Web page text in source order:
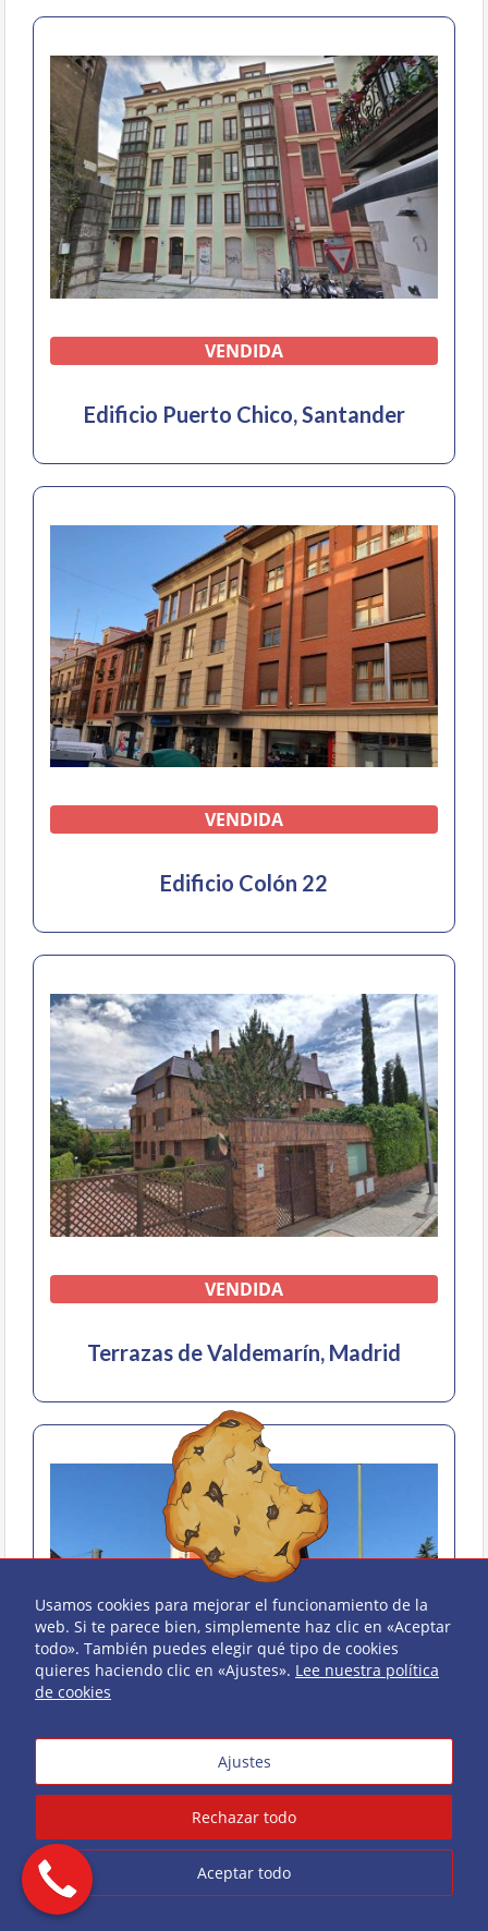
VENDIDA
Edificio Puerto Chico, Santander
VENDIDA
Edificio Colón 22
VENDIDA
Terrazas de Valdemarín, Madrid
VENDIDA
Edificio la Florida
Usamos cookies para mejorar el funcionamiento de la
web. Si te parece bien, simplemente haz clic en «Aceptar
todo». También puedes elegir qué tipo de cookies
quieres haciendo clic en «Ajustes». Lee nuestra política
de cookies
Ajustes
Rechazar todo
Aceptar todo